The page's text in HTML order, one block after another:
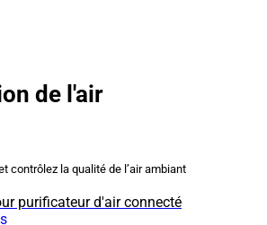
de l'air
contrôlez la qualité de l’air ambiant
purificateur d'air connecté